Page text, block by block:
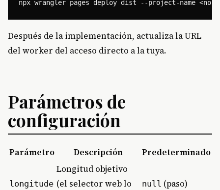
Después de la implementación, actualiza la URL
del worker del acceso directo a la tuya.
Parámetros de
configuración
Parámetro Descripción Predeterminado
longitude
Longitud objetivo
(el selector web lo
null (paso)